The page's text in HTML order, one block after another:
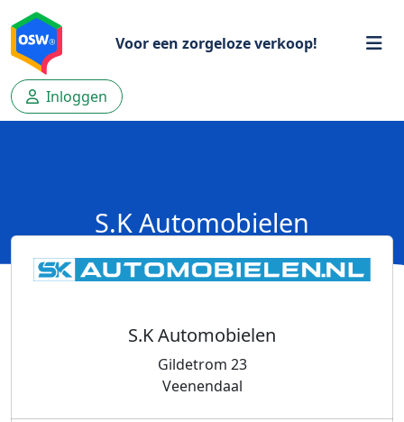
Voor een zorgeloze verkoop!
Inloggen
S.K Automobielen
S.K Automobielen
Gildetrom 23
Veenendaal